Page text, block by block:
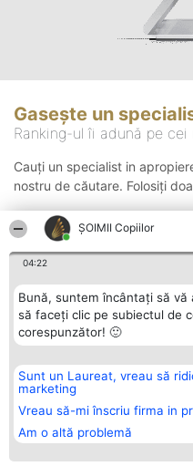
ȘOIMII Copiilor
04:22
Bună, suntem încântați să vă
să faceți clic pe subiectul de
corespunzător! 🙂
Sunt un Laureat, vreau să
marketing
Vreau să-mi înscriu firma in
Am o altă problemă
Gasește un
Ranking-ul îi adună pe
Cauți un specialist in
nostru de căutare. Folosiți
Organizator Ranking
BRIGHT SOLUTIONS BR SRL
Aleea Timisul De Sus 2 Bl. A30
Sc. A Et. 4 Ap. 13 Cod 061952
București
CUI 36737675